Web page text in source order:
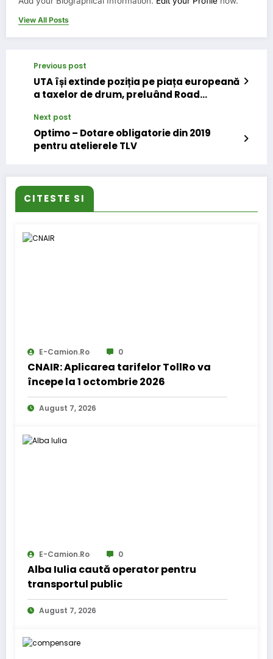
View All Posts
Previous post
UTA își extinde poziția pe piața europeană
a taxelor de drum, preluând Road
Next post
Optimo – Dotare obligatorie din 2019
pentru atelierele TLV
CITESTE SI
E-Camion.ro 0
CNAIR: Aplicarea tarifelor TollRo va
începe la 1 octombrie 2026
August 7, 2026
E-Camion.ro 0
Alba Iulia caută operator pentru
transportul public
August 7, 2026